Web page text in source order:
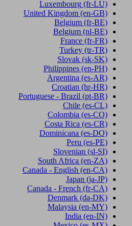
Luxembourg (fr-LU)
United Kingdom (en-GB)
Belgium (fr-BE)
Belgium (nl-BE)
France (fr-FR)
Turkey (tr-TR)
Slovak (sk-SK)
Philippines (en-PH)
Argentina (es-AR)
Croatian (hr-HR)
Portuguese - Brazil (pt-BR)
Chile (es-CL)
Colombia (es-CO)
Costa Rica (es-CR)
Dominicana (es-DO)
Peru (es-PE)
Slovenian (sl-SI)
South Africa (en-ZA)
Canada - English (en-CA)
Japan (ja-JP)
Canada - French (fr-CA)
Denmark (da-DK)
Malaysia (en-MY)
India (en-IN)